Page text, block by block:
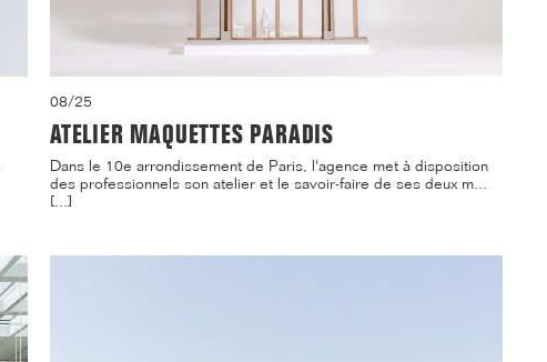
08/25
ATELIER MAQUETTES PARADIS
Dans le 10e arrondissement de Paris, l'agence met à disposition
des professionnels son atelier et le savoir-faire de ses deux m...
[...]